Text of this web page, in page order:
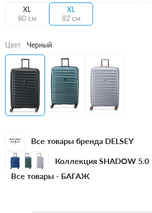
XL
80 см
XL
82 см
Цвет Черный
Все товары бренда DELSEY
Коллекция SHADOW 5.0
Все товары - БАГАЖ